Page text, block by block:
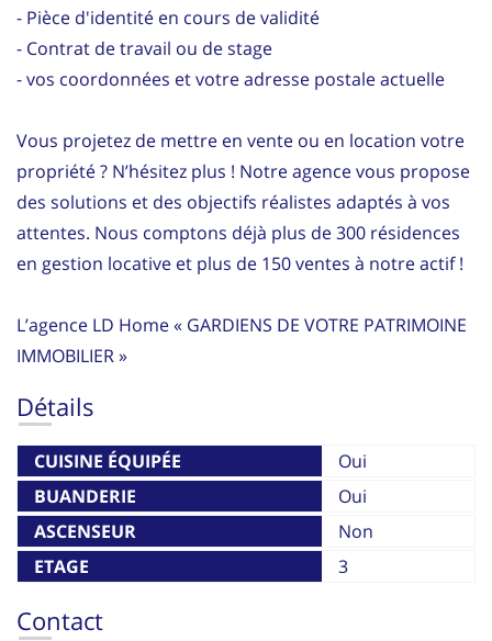
- Pièce d'identité en cours de validité
- Contrat de travail ou de stage
- vos coordonnées et votre adresse postale actuelle
Vous projetez de mettre en vente ou en location votre
propriété ? N’hésitez plus ! Notre agence vous propose
des solutions et des objectifs réalistes adaptés à vos
attentes. Nous comptons déjà plus de 300 résidences
en gestion locative et plus de 150 ventes à notre actif !
L’agence LD Home « GARDIENS DE VOTRE PATRIMOINE
IMMOBILIER »
Détails
CUISINE ÉQUIPÉE
Oui
BUANDERIE
Oui
ASCENSEUR
Non
ETAGE
3
Contact